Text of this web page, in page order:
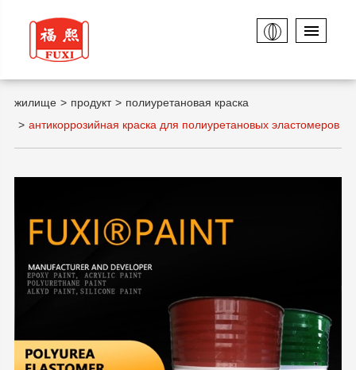
жилище продукт
полиуретановая краска
антикоррозийная краска для полиуретановых эластомеров